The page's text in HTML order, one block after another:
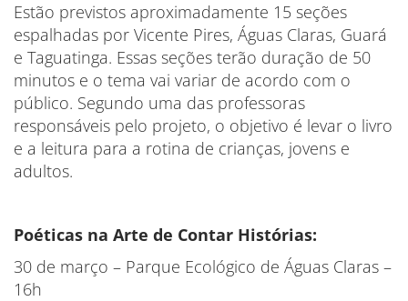
Estão previstos aproximadamente 15 seções
espalhadas por Vicente Pires, Águas Claras, Guará
e Taguatinga. Essas seções terão duração de 50
minutos e o tema vai variar de acordo com o
público. Segundo uma das professoras
responsáveis pelo projeto, o objetivo é levar o livro
e a leitura para a rotina de crianças, jovens e
adultos.
Poéticas na Arte de Contar Histórias:
30 de março – Parque Ecológico de Águas Claras –
16h